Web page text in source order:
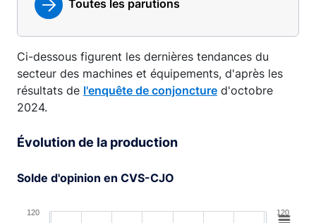
Toutes les parutions
Ci-dessous figurent les dernières tendances du
secteur des machines et équipements, d'après les
résultats de l'enquête de conjoncture d'octobre
2024.
Évolution de la production
Solde d'opinion en CVS-CJO
120 120